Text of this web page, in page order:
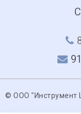
© ООО "Инструмент